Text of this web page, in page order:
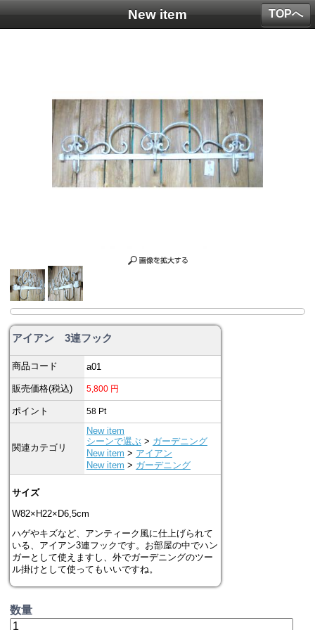
New item
アイアン 3連フック
商品コード a01
販売価格(税込) 5,800 円
ポイント 58 Pt
関連カテゴリ
New item
シーンで選ぶ > ガーデニング
New item > アイアン
New item > ガーデニング
サイズ
W82×H22×D6,5cm
ハゲやキズなど、アンティーク風に仕上げられて
いる、アイアン3連フックです。お部屋の中でハン
ガーとして使えますし、外でガーデニングのツー
ル掛けとして使ってもいいですね。
数量
TOPへ